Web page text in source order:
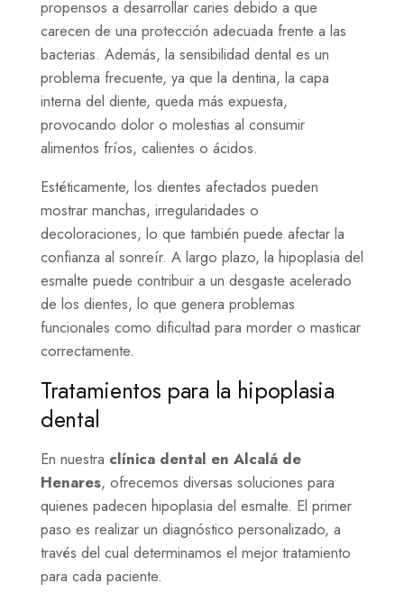
propensos a desarrollar caries debido a que
carecen de una protección adecuada frente a las
bacterias. Además, la sensibilidad dental es un
problema frecuente, ya que la dentina, la capa
interna del diente, queda más expuesta,
provocando dolor o molestias al consumir
alimentos fríos, calientes o ácidos.
Estéticamente, los dientes afectados pueden
mostrar manchas, irregularidades o
decoloraciones, lo que también puede afectar la
confianza al sonreír. A largo plazo, la hipoplasia del
esmalte puede contribuir a un desgaste acelerado
de los dientes, lo que genera problemas
funcionales como dificultad para morder o masticar
correctamente.
Tratamientos para la hipoplasia
dental
En nuestra clínica dental en Alcalá de
Henares, ofrecemos diversas soluciones para
quienes padecen hipoplasia del esmalte. El primer
paso es realizar un diagnóstico personalizado, a
través del cual determinamos el mejor tratamiento
para cada paciente.